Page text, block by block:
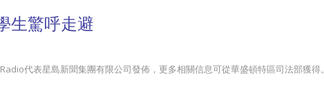
生驚呼走避
代表星島新聞集團有限公司發佈，更多相關信息可從華盛頓特區司法部獲得。